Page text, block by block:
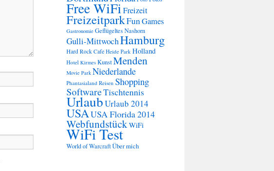
Free WiFiFreizeit
FreizeitparkFunGames
Gastronomie Geflügeltes Nashorn
Gulli-MittwochHamburg
Hard Rock Cafe Heide Park Holland
Hotel Kirmes KunstMenden
Movie Park Niederlande
Phantasialand Reisen Shopping
SoftwareTischtennis
UrlaubUrlaub 2014
USAUSA Florida 2014
WebfundstückWiFi
WiFi Test
World of WarcraftÜber mich